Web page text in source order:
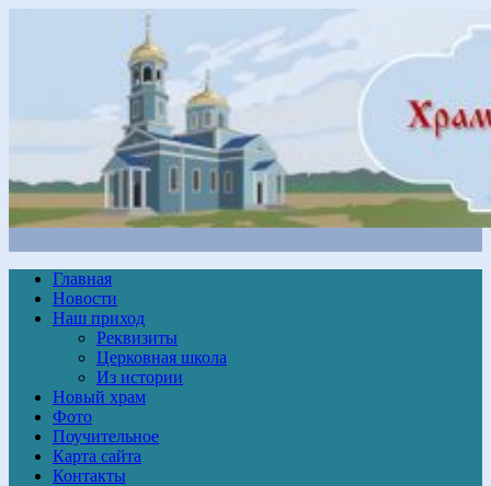
Главная
Новости
Наш приход
Реквизиты
Церковная школа
Из истории
Новый храм
Фото
Поучительное
Карта сайта
Контакты